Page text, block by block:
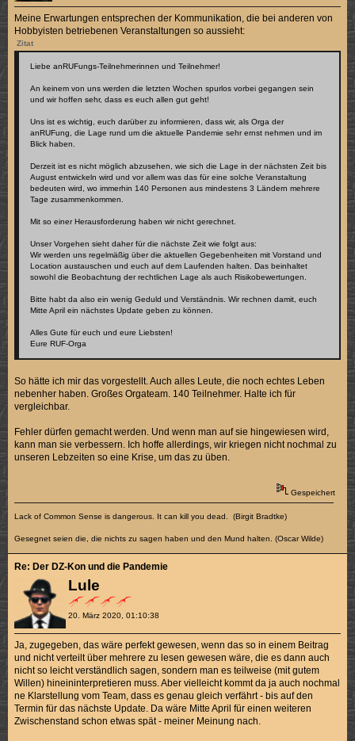
Meine Erwartungen entsprechen der Kommunikation, die bei anderen von
Hobbyisten betriebenen Veranstaltungen so aussieht:
Zitat
Liebe anRUFungs-Teilnehmerinnen und Teilnehmer!
An keinem von uns werden die letzten Wochen spurlos vorbei gegangen sein
und wir hoffen sehr, dass es euch allen gut geht!
Uns ist es wichtig, euch darüber zu informieren, dass wir, als Orga der
anRUFung, die Lage rund um die aktuelle Pandemie sehr ernst nehmen und im
Blick haben.
Derzeit ist es nicht möglich abzusehen, wie sich die Lage in der nächsten Zeit bis
August entwickeln wird und vor allem was das für eine solche Veranstaltung
bedeuten wird, wo immerhin 140 Personen aus mindestens 3 Ländern mehrere
Tage zusammenkommen.
Mit so einer Herausforderung haben wir nicht gerechnet.
Unser Vorgehen sieht daher für die nächste Zeit wie folgt aus:
Wir werden uns regelmäßig über die aktuellen Gegebenheiten mit Vorstand und
Location austauschen und euch auf dem Laufenden halten. Das beinhaltet
sowohl die Beobachtung der rechtlichen Lage als auch Risikobewertungen.
Bitte habt da also ein wenig Geduld und Verständnis. Wir rechnen damit, euch
Mitte April ein nächstes Update geben zu können.
Alles Gute für euch und eure Liebsten!
Eure RUF-Orga
So hätte ich mir das vorgestellt. Auch alles Leute, die noch echtes Leben
nebenher haben. Großes Orgateam. 140 Teilnehmer. Halte ich für
vergleichbar.
Fehler dürfen gemacht werden. Und wenn man auf sie hingewiesen wird,
kann man sie verbessern. Ich hoffe allerdings, wir kriegen nicht nochmal zu
unseren Lebzeiten so eine Krise, um das zu üben.
Gespeichert
Lack of Common Sense is dangerous. It can kill you dead. (Birgit Bradtke)
Gesegnet seien die, die nichts zu sagen haben und den Mund halten. (Oscar Wilde)
Lule
20. März 2020, 01:10:38
Re: Der DZ-Kon und die Pandemie
Ja, zugegeben, das wäre perfekt gewesen, wenn das so in einem Beitrag
und nicht verteilt über mehrere zu lesen gewesen wäre, die es dann auch
nicht so leicht verständlich sagen, sondern man es teilweise (mit gutem
Willen) hineininterpretieren muss. Aber vielleicht kommt da ja auch nochmal
ne Klarstellung vom Team, dass es genau gleich verfährt - bis auf den
Termin für das nächste Update. Da wäre Mitte April für einen weiteren
Zwischenstand schon etwas spät - meiner Meinung nach.